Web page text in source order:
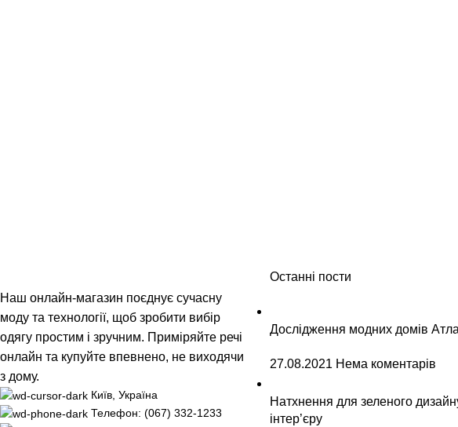
Наш онлайн-магазин поєднує сучасну
моду та технології, щоб зробити вибір
одягу простим і зручним. Приміряйте речі
онлайн та купуйте впевнено, не виходячи
з дому.
Київ, Україна
Телефон: (067) 332-1233
Останні пости
Дослідження модних домів
27.08.2021 Нема коментарів
Натхнення для зеленого
інтер’єру